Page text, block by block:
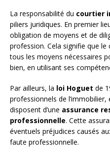
La responsabilité du courtier
piliers juridiques. En premier
obligation de moyens et de
profession. Cela signifie que
tous les moyens nécessaires
bien, en utilisant ses
Par ailleurs, la loi Hoguet de
professionnels de l’immobilier,
disposent d’une assurance
professionnelle. Cette
éventuels préjudices causés
faute professionnelle.